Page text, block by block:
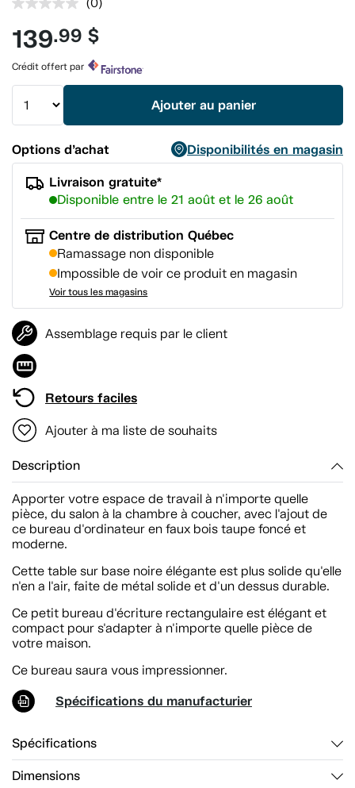
Aucune
pour
ce
produit.
Lien
vers
page.
139.99 $
Crédit offert par
Ajouter au panier
Options d’achat
Disponibilités en magasin
Livraison gratuite*
Disponible entre le 21 août et le 26 août
Centre de distribution Québec
Ramassage non disponible
Impossible de voir ce produit en magasin
Voir tous les magasins
Assemblage requis par le client
Retours faciles
Ajouter à ma liste de souhaits
Description
Apporter votre espace de travail à n'importe quelle
pièce, du salon à la chambre à coucher, avec l'ajout de
ce bureau d'ordinateur en faux bois taupe foncé et
moderne.
Cette table sur base noire élégante est plus solide qu'elle
n'en a l'air, faite de métal solide et d'un dessus durable.
Ce petit bureau d'écriture rectangulaire est élégant et
compact pour s'adapter à n'importe quelle pièce de
votre maison.
Ce bureau saura vous impressionner.
Spécifications du manufacturier
Spécifications
Dimensions